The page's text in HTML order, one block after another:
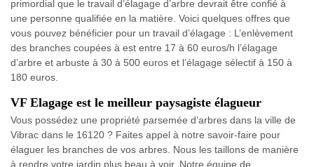
primordial que le travail d’élagage d’arbre devrait être confié à
une personne qualifiée en la matière. Voici quelques offres que
vous pouvez bénéficier pour un travail d’élagage : L’enlèvement
des branches coupées à est entre 17 à 60 euros/h l’élagage
d’arbre et arbuste à 30 à 500 euros et l’élagage sélectif à 150 à
180 euros.
VF Elagage est le meilleur paysagiste élagueur
Vous possédez une propriété parsemée d’arbres dans la ville de
Vibrac dans le 16120 ? Faites appel à notre savoir-faire pour
élaguer les branches de vos arbres. Nous les taillons de manière
à rendre votre jardin plus beau à voir. Notre équipe de